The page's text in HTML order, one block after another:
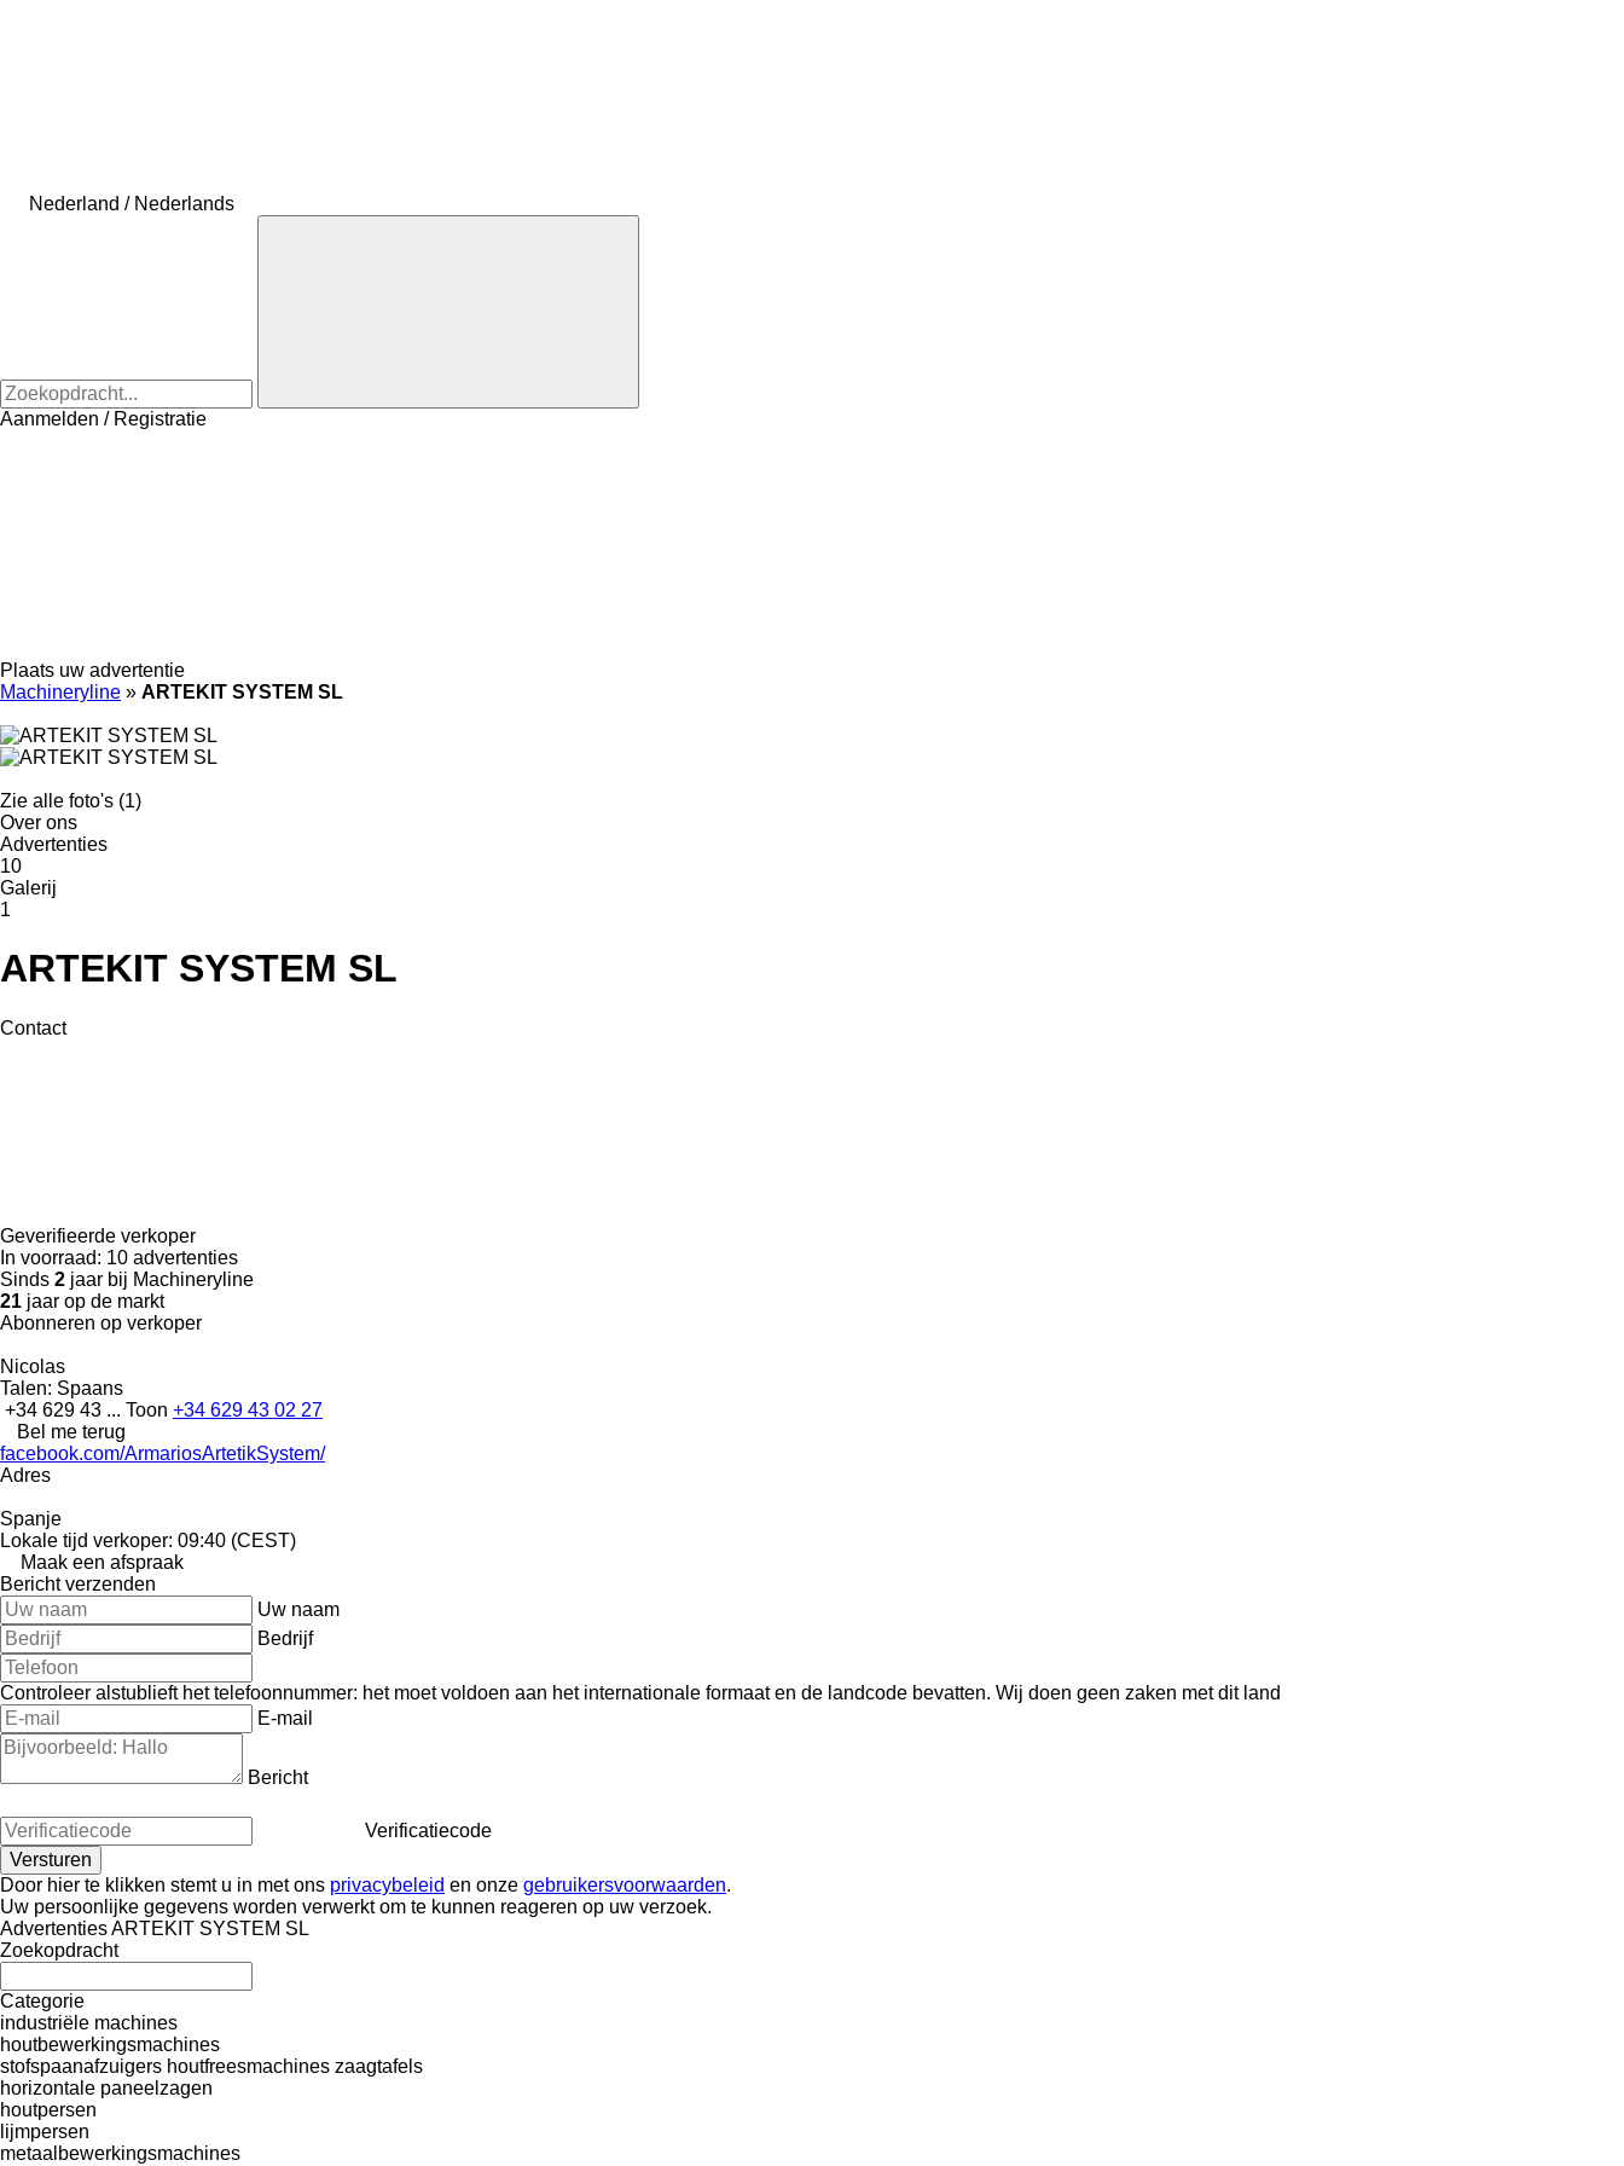
Nederland / Nederlands
Aanmelden / Registratie
Plaats uw advertentie
Machineryline » ARTEKIT SYSTEM SL
Zie alle foto's (1)
Over ons
Advertenties
10
Galerij
1
ARTEKIT SYSTEM SL
Contact
Geverifieerde verkoper
In voorraad: 10 advertenties
Sinds 2 jaar bij Machineryline
21 jaar op de markt
Abonneren op verkoper
Nicolas
Talen: Spaans
+34 629 43 ... Toon +34 629 43 02 27
Bel me terug
facebook.com/ArmariosArtetikSystem/
Adres
Spanje
Lokale tijd verkoper: 09:40 (CEST)
Maak een afspraak
Bericht verzenden
Uw naam
Bedrijf
Controleer alstublieft het telefoonnummer: het moet voldoen aan het internationale formaat en de landcode bevatten. Wij doen geen zaken met dit land
E-mail
Bericht
Verificatiecode
Door hier te klikken stemt u in met ons privacybeleid en onze gebruikersvoorwaarden.
Uw persoonlijke gegevens worden verwerkt om te kunnen reageren op uw verzoek.
Advertenties ARTEKIT SYSTEM SL
Zoekopdracht
Categorie
industriële machines
houtbewerkingsmachines
stofspaanafzuigers houtfreesmachines zaagtafels
horizontale paneelzagen
houtpersen
lijmpersen
metaalbewerkingsmachines